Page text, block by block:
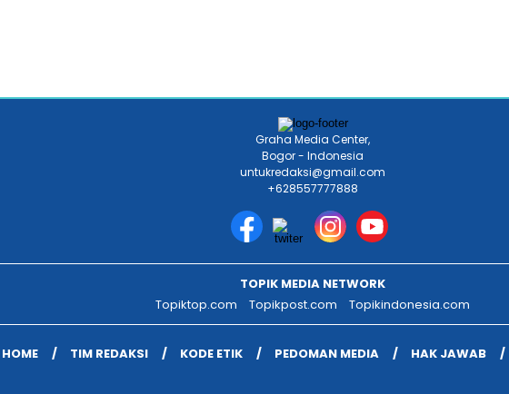
Graha Media Center,
Bogor - Indonesia
untukredaksi@gmail.com
+628557777888
TOPIK MEDIA NETWORK
Topiktop.com
Topikpost.com Topikindonesia.com
HOME TIM REDAKSI KODE ETIK PEDOMAN MEDIA HAK JAWAB